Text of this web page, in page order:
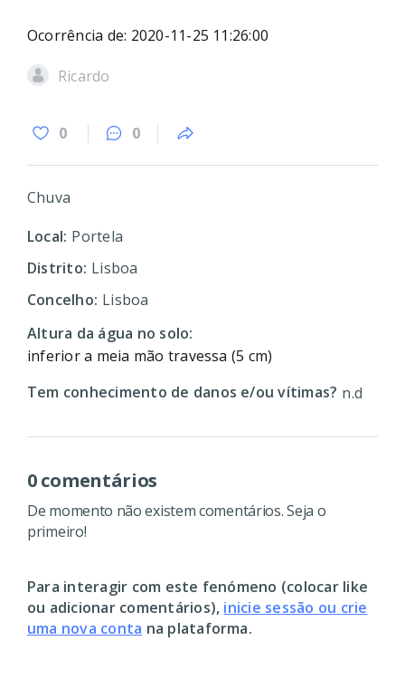
Ocorrência de: 2020-11-25 11:26:00
Ricardo
0 0
Chuva
Local: Portela
Distrito: Lisboa
Concelho: Lisboa
Altura da água no solo:
inferior a meia mão travessa (5 cm)
Tem conhecimento de danos e/ou vítimas? n.d
0 comentários
De momento não existem comentários. Seja o
primeiro!
Para interagir com este fenómeno (colocar like
ou adicionar comentários), inicie sessão ou crie
uma nova conta na plataforma.